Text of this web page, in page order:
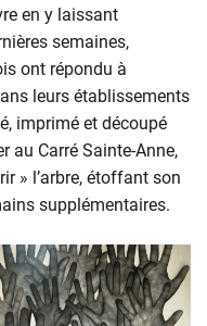
en y laissant
semaines,
ont répondu à
leurs établissements
imprimé et découpé
au Carré Sainte-Anne,
» l’arbre, étoffant son
supplémentaires.